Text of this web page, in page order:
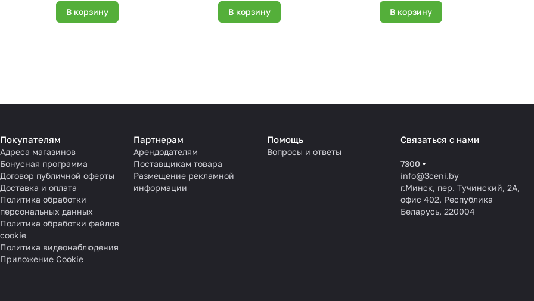
В корзину В корзину В корзину
Покупателям
Адреса магазинов
Бонусная программа
Договор публичной оферты
Доставка и оплата
Политика обработки
персональных данных
Политика обработки файлов
cookie
Политика видеонаблюдения
Приложение Cookie
Партнерам
Арендодателям
Поставщикам товара
Размещение рекламной
информации
Помощь
Вопросы и ответы
Связаться с нами
7300
info@3ceni.by
г.Минск, пер. Тучинский, 2А,
офис 402, Республика
Беларусь, 220004